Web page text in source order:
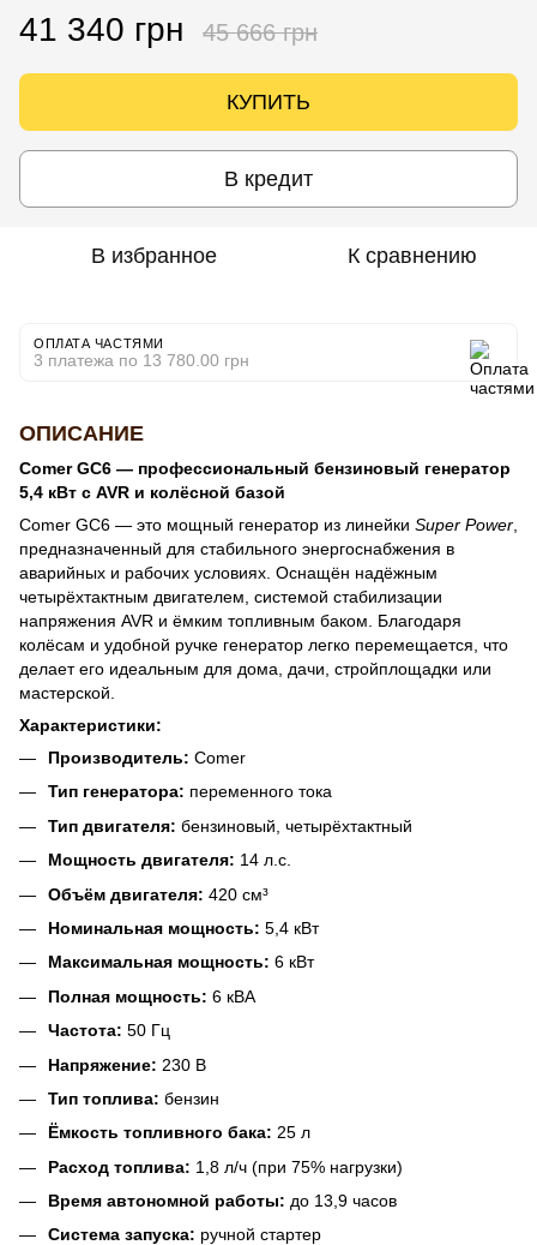
41 340 грн 45 666 грн
КУПИТЬ
В кредит
В избранное К сравнению
ОПЛАТА ЧАСТЯМИ
3 платежа по 13 780.00 грн
ОПИСАНИЕ
Comer GC6 — профессиональный бензиновый генератор
5,4 кВт с AVR и колёсной базой
Comer GC6 — это мощный генератор из линейки Super Power
предназначенный для стабильного энергоснабжения в
аварийных и рабочих условиях. Оснащён надёжным
четырёхтактным двигателем, системой стабилизации
напряжения AVR и ёмким топливным баком. Благодаря
колёсам и удобной ручке генератор легко перемещается, что
делает его идеальным для дома, дачи, стройплощадки или
мастерской.
Характеристики:
Производитель: Comer
Тип генератора: переменного тока
Тип двигателя: бензиновый, четырёхтактный
Мощность двигателя: 14 л.с.
Объём двигателя: 420 см³
Номинальная мощность: 5,4 кВт
Максимальная мощность: 6 кВт
Полная мощность: 6 кВА
Частота: 50 Гц
Напряжение: 230 В
Тип топлива: бензин
Ёмкость топливного бака: 25 л
Расход топлива: 1,8 л/ч (при 75% нагрузки)
Время автономной работы: до 13,9 часов
Система запуска: ручной стартер